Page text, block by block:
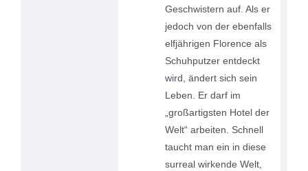
Geschwistern auf. Als er
jedoch von der ebenfalls
elfjährigen Florence als
Schuhputzer entdeckt
wird, ändert sich sein
Leben. Er darf im
„großartigsten Hotel der
Welt“ arbeiten. Schnell
taucht man ein in diese
surreal wirkende Welt,